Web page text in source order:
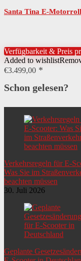
Santa Tina E-
Verfügbarkeit & Preis
Added to wishlist
€3.499,00
Schon gelesen?
Verkehrsregeln für E-
Was Sie im
beachten müssen
30. Juli 2026
Geplante